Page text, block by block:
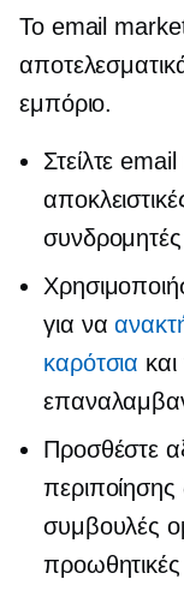
Το email
εμπόριο.
Στείλτε
για να
καρότσια
Προσθέστε
συμβουλές